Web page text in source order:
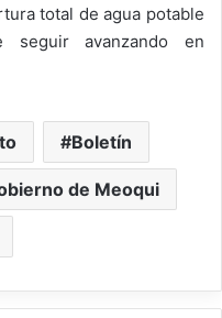
total de agua potable
avanzando en
Boletín
de Meoqui